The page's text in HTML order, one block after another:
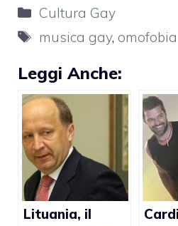
Categorie
Cultura Gay
Tag
musica gay, omofobia
Leggi Anche:
Lituania, il